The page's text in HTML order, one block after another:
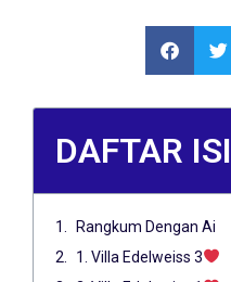
DAFTAR ISI
Rangkum Dengan Ai
1. Villa Edelweiss 3